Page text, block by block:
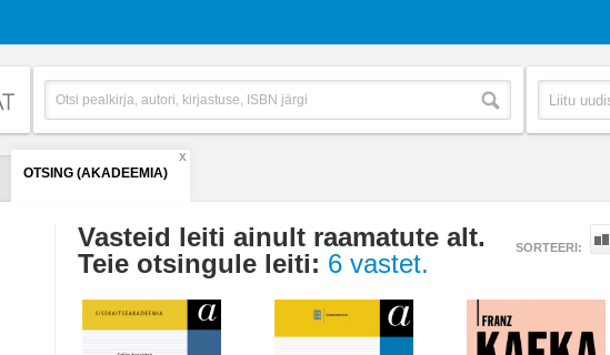
OTSING (AKADEEMIA)
X
Vasteid leiti ainult raamatute alt.
Teie otsingule leiti: 6 vastet.
SORTEERI: